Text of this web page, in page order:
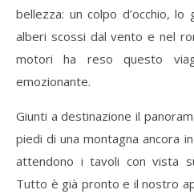
bellezza: un colpo d’occhio,
alberi scossi dal vento e nel
motori ha reso questo
emozionante.
Giunti a destinazione il
piedi di una montagna ancora
attendono i tavoli con vista
Tutto è già pronto e il nostro